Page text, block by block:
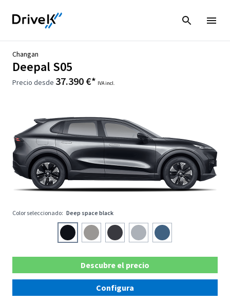
Changan
Deepal S05
Precio desde 37.390 €* IVA incl.
Color seleccionado: Deep space black
Descubre el precio
Configura